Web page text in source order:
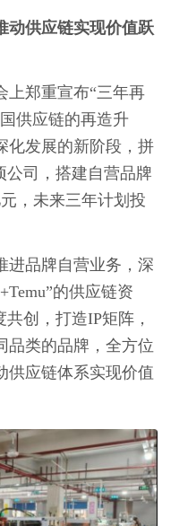
动供应链实现价值跃
上郑重宣布“三年再
供应链的再造升
化发展的新阶段，拼
公司，搭建自营品牌
，未来三年计划投
进品牌自营业务，深
的供应链资
创，打造IP矩阵，
品类的品牌，全方位
供应链体系实现价值